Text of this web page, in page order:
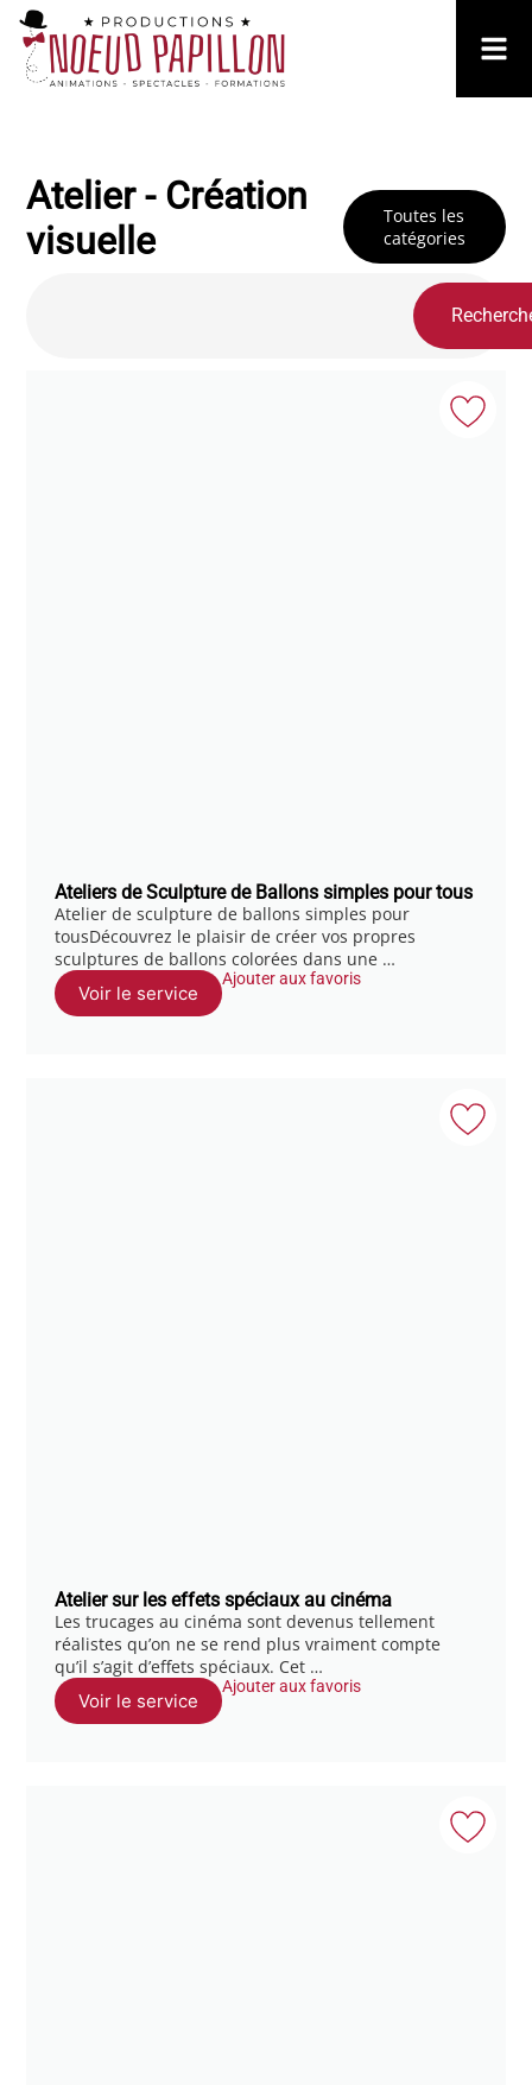
Atelier - Création
visuelle
Toutes les
catégories
Ateliers de Sculpture de Ballons simples pour tous
Atelier de sculpture de ballons simples pour
tousDécouvrez le plaisir de créer vos propres
sculptures de ballons colorées dans une …
Voir le service
Ajouter aux favoris
Atelier sur les effets spéciaux au cinéma
Les trucages au cinéma sont devenus tellement
réalistes qu’on ne se rend plus vraiment compte
qu’il s’agit d’effets spéciaux. Cet …
Voir le service
Ajouter aux favoris